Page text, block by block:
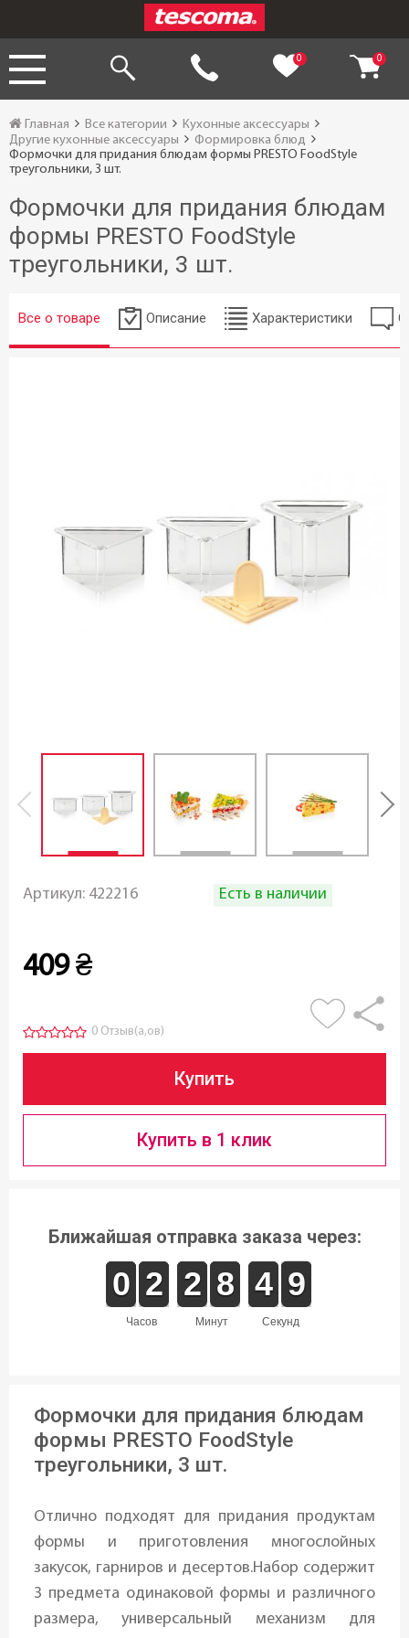
0 0
Главная Все категории
Кухонные аксессуары
Другие кухонные аксессуары
Формировка блюд
Формочки для придания блюдам формы PRESTO FoodStyle
треугольники, 3 шт.
Формочки для придания блюдам
формы PRESTO FoodStyle
треугольники, 3 шт.
Все о товаре Описание Характеристики
Артикул: 422216 Есть в наличии
409 ₴
0 Отзыв(а,ов)
Купить
Купить в 1 клик
Ближайшая отправка заказа через:
часов
9
9
0
0 1
1
2
2
минут
1
1
2
2 7
7
8
8
секунд
5
4
4 9
9
8
Формочки для придания блюдам
формы PRESTO FoodStyle
треугольники, 3 шт.
Отлично подходят для придания продуктам
формы и приготовления многослойных
закусок, гарниров и десертов.Набор содержит
3 предмета одинаковой формы и различного
размера, универсальный механизм для